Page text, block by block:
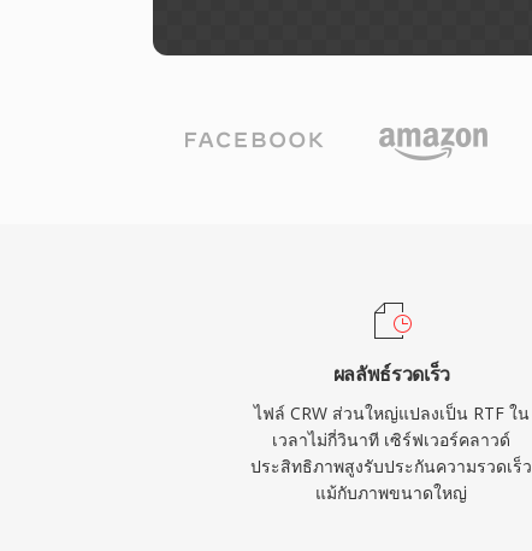
ผลลัพธ์รวดเร็ว
ไฟล์ CRW ส่วนใหญ่แปลงเป็น RTF ใน
เวลาไม่กี่วินาที เซิร์ฟเวอร์คลาวด์
ประสิทธิภาพสูงรับประกันความรวดเร็ว
แม้กับภาพขนาดใหญ่